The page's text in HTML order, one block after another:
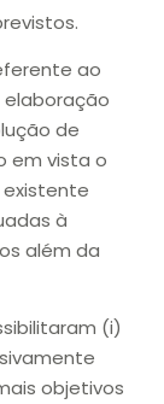
ao
de
em vista o
à
além da
(i)
objetivos